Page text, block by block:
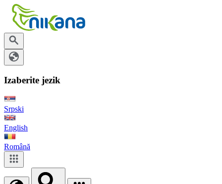
Izaberite jezik
Srpski
English
Română